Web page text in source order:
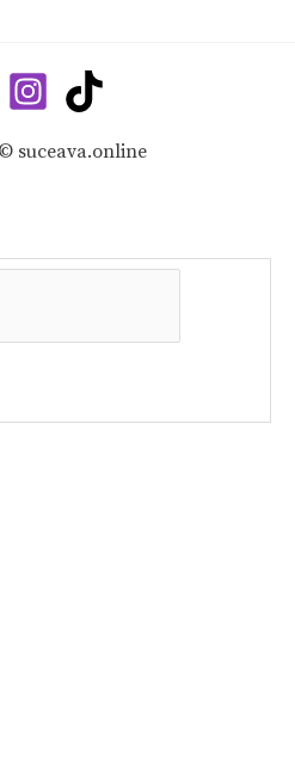
suceava.online